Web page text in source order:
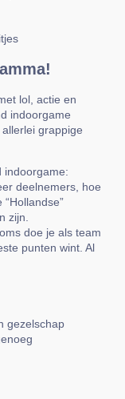
lol, actie en
indoorgame
grappige
indoorgame:
deelnemers, hoe
zijn.
doe je als team
punten wint. Al
gezelschap